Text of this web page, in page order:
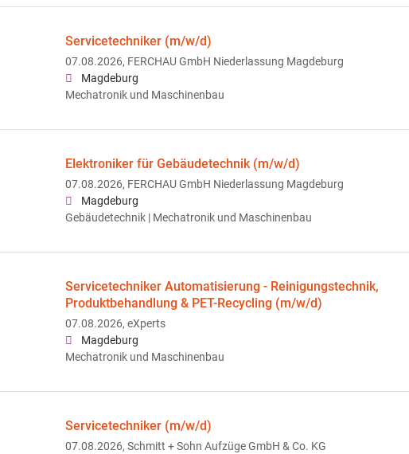
Servicetechniker (m/w/d)
07.08.2026, FERCHAU GmbH Niederlassung Magdeburg
Magdeburg
Mechatronik und Maschinenbau
Elektroniker für Gebäudetechnik (m/w/d)
07.08.2026, FERCHAU GmbH Niederlassung Magdeburg
Magdeburg
Gebäudetechnik | Mechatronik und Maschinenbau
Servicetechniker Automatisierung - Reinigungstechnik,
Produktbehandlung & PET-Recycling (m/w/d)
07.08.2026, eXperts
Magdeburg
Mechatronik und Maschinenbau
Servicetechniker (m/w/d)
07.08.2026, Schmitt + Sohn Aufzüge GmbH & Co. KG